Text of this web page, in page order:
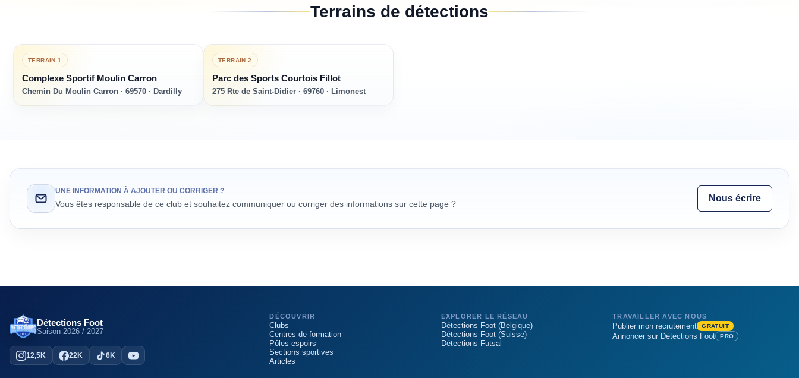
Terrains de détections
TERRAIN1
Complexe Sportif Moulin Carron
Chemin Du Moulin Carron · 69570 · Dardilly
TERRAIN2
Parc des Sports Courtois Fillot
275 Rte de Saint-Didier · 69760 · Limonest
UNE INFORMATION À AJOUTER OU CORRIGER ?
Vous êtes responsable de ce club et souhaitez communiquer ou corriger des informations sur cette page ?
Nous écrire
Détections Foot
Saison 2026 / 2027
12,5K 22K 6K
DÉCOUVRIR
Clubs
Centres de formation
Pôles espoirs
Sections sportives
Articles
EXPLORER LE RÉSEAU
Détections Foot (Belgique)
Détections Foot (Suisse)
Détections Futsal
TRAVAILLER AVEC NOUS
Publier mon recrutement GRATUIT
Annoncer sur Détections Foot PRO